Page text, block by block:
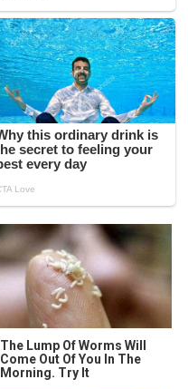
The Lump Of Worms Will
Come Out Of You In The
Morning. Try It